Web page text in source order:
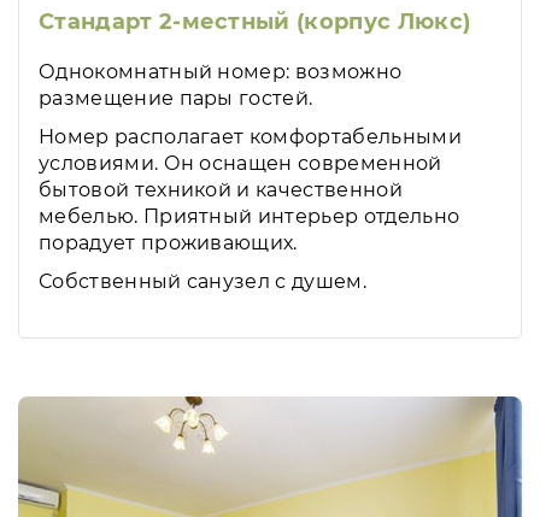
Стандарт 2-местный (корпус Люкс)
Однокомнатный номер: возможно
размещение пары гостей.
Номер располагает комфортабельными
условиями. Он оснащен современной
бытовой техникой и качественной
мебелью. Приятный интерьер отдельно
порадует проживающих.
Собственный санузел с душем.